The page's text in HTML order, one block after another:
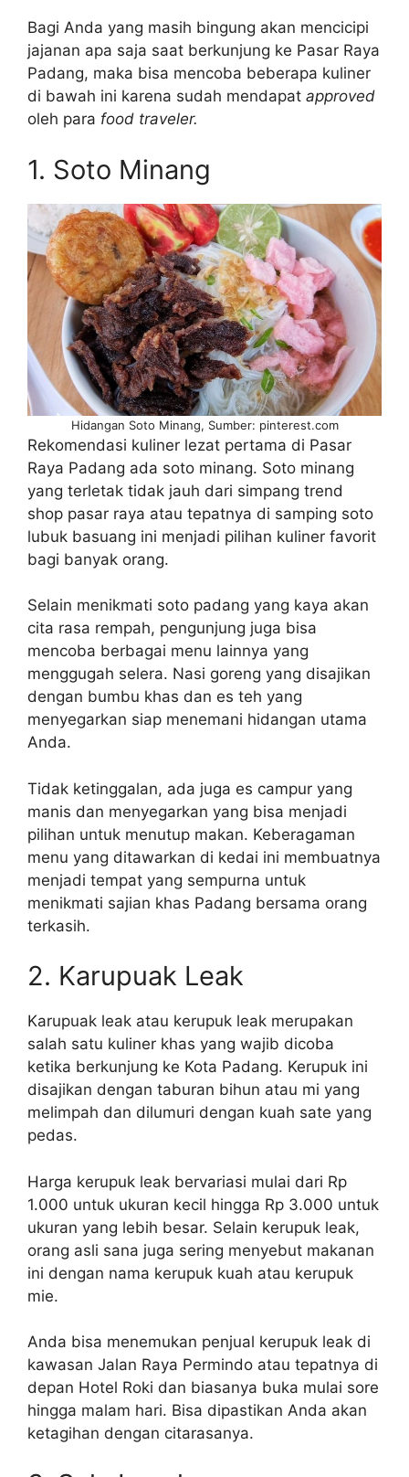
Bagi Anda yang masih bingung akan mencicipi
jajanan apa saja saat berkunjung ke Pasar Raya
Padang, maka bisa mencoba beberapa kuliner
di bawah ini karena sudah mendapat approved
oleh para food traveler.
1. Soto Minang
Hidangan Soto Minang, Sumber: pinterest.com
Rekomendasi kuliner lezat pertama di Pasar
Raya Padang ada soto minang. Soto minang
yang terletak tidak jauh dari simpang trend
shop pasar raya atau tepatnya di samping soto
lubuk basuang ini menjadi pilihan kuliner favorit
bagi banyak orang.
Selain menikmati soto padang yang kaya akan
cita rasa rempah, pengunjung juga bisa
mencoba berbagai menu lainnya yang
menggugah selera. Nasi goreng yang disajikan
dengan bumbu khas dan es teh yang
menyegarkan siap menemani hidangan utama
Anda.
Tidak ketinggalan, ada juga es campur yang
manis dan menyegarkan yang bisa menjadi
pilihan untuk menutup makan. Keberagaman
menu yang ditawarkan di kedai ini membuatnya
menjadi tempat yang sempurna untuk
menikmati sajian khas Padang bersama orang
terkasih.
2. Karupuak Leak
Karupuak leak atau kerupuk leak merupakan
salah satu kuliner khas yang wajib dicoba
ketika berkunjung ke Kota Padang. Kerupuk ini
disajikan dengan taburan bihun atau mi yang
melimpah dan dilumuri dengan kuah sate yang
pedas.
Harga kerupuk leak bervariasi mulai dari Rp
1.000 untuk ukuran kecil hingga Rp 3.000 untuk
ukuran yang lebih besar. Selain kerupuk leak,
orang asli sana juga sering menyebut makanan
ini dengan nama kerupuk kuah atau kerupuk
mie.
Anda bisa menemukan penjual kerupuk leak di
kawasan Jalan Raya Permindo atau tepatnya di
depan Hotel Roki dan biasanya buka mulai sore
hingga malam hari. Bisa dipastikan Anda akan
ketagihan dengan citarasanya.